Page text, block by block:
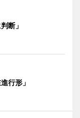
断」
行形」